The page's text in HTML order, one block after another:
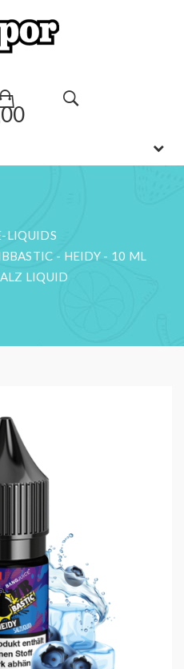
LIQUIDS
- HEIDY - 10 ML
LIQUID